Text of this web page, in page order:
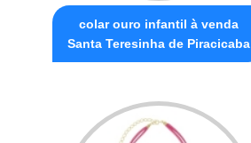
colar ouro infantil à venda
Santa Teresinha de Piracicaba